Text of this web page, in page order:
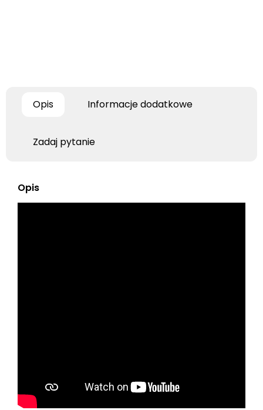
Opis Informacje dodatkowe
Zadaj pytanie
Opis